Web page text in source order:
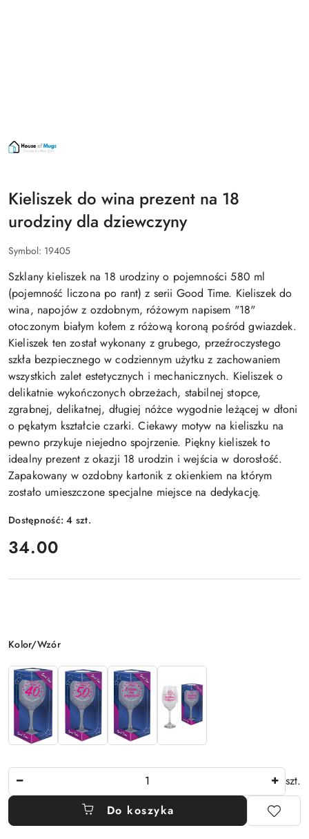
HOUSE
OF
Kieliszek do wina prezent na 18
urodziny dla dziewczyny
Symbol: 19405
Szklany kieliszek na 18 urodziny o pojemności 580 ml
(pojemność liczona po rant) z serii Good Time. Kieliszek do
wina, napojów z ozdobnym, różowym napisem "18"
otoczonym białym kołem z różową koroną pośród gwiazdek.
Kieliszek ten został wykonany z grubego, przeźroczystego
szkła bezpiecznego w codziennym użytku z zachowaniem
wszystkich zalet estetycznych i mechanicznych. Kieliszek o
delikatnie wykończonych obrzeżach, stabilnej stopce,
zgrabnej, delikatnej, długiej nóżce wygodnie leżącej w dłoni
o pękatym kształcie czarki. Ciekawy motyw na kieliszku na
pewno przykuje niejedno spojrzenie. Piękny kieliszek to
idealny prezent z okazji 18 urodzin i wejścia w dorosłość.
Zapakowany w ozdobny kartonik z okienkiem na którym
zostało umieszczone specjalne miejsce na dedykację.
Dostępność:4 szt.
cena:
34.00
Wariant
Kolor/Wzór
szt.
Do koszyka